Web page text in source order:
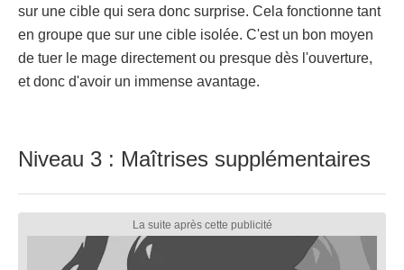
sur une cible qui sera donc surprise. Cela fonctionne tant
en groupe que sur une cible isolée. C'est un bon moyen
de tuer le mage directement ou presque dès l'ouverture,
et donc d'avoir un immense avantage.
Niveau 3 : Maîtrises supplémentaires